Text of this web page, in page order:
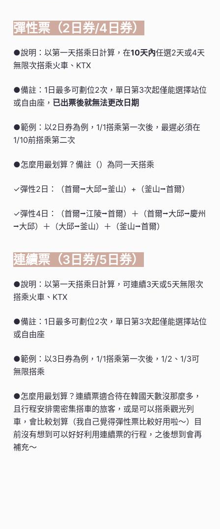
彈性票（2日券/4日券）
●說明：以第一天搭乘日計算，在10天內任選2天或4天
無限次搭乘火車、KTX
●備註：1日最多可劃位2次，單日第3次起僅能選擇站位
或自由座， 已出票後就無法更改日期
●範例：以2日券為例，1/1搭乘第一次後，最遲必須在
1/10前搭乘第二次
●怎麼用最划算？備註（）為同一天搭乘
✓彈性2日：（首爾⭢大邱⭢釜山）+（釜山⭢首爾）
✓彈性4日：（首爾⭢江陵⭢首爾）＋（首爾⭢大邱⭢慶州
⭢大邱）＋（大邱⭢釜山）＋（釜山⭢首爾）
連續票（3日券/5日券）
●說明：以第一天搭乘日計算，可連續3天或5天無限次
搭乘火車、KTX
●備註：1日最多可劃位2次，單日第3次起僅能選擇站位
或自由座
●範例：以3日券為例，1/1搭乘第一次後，1/2、1/3可
無限搭乘
●怎麼用最划算？連續票適合待在韓國天數沒那麼多，
且行程安排需密集搭車的旅客，或是可以搭乘觀光列
車，會比較划算（我自己覺得彈性票比較好用啦～）目
前沒有想到可以好好利用連續票的行程，之後想到會再
補充～